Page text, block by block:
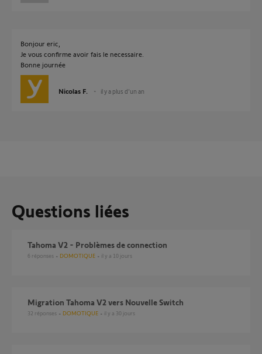
Bonjour eric,
Je vous confirme avoir fais le necessaire.
Bonne journée
Nicolas F. il y a plus d'un an
Questions liées
Tahoma V2 - Problèmes de connection
6 réponses DOMOTIQUE il y a 10 jours
Migration Tahoma V2 vers Nouvelle Switch
32 réponses DOMOTIQUE il y a 30 jours